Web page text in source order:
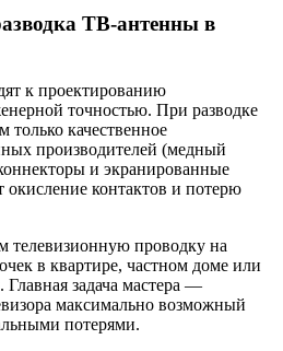
ТВ-антенны в
к проектированию
точностью. При разводке
качественное
производителей (медный
и экранированные
окисление контактов и потерю
проводку на
в квартире, частном доме или
задача мастера —
максимально возможный
потерями.